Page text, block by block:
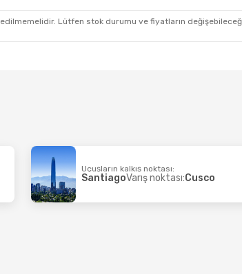
Lütfen stok durumu ve fiyatların
Uçuşların kalkış noktası:
SantiagoVarış noktası:Cusco